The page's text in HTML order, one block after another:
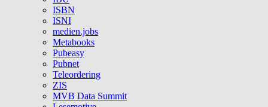
ISBN
ISNI
medien.jobs
Metabooks
Pubeasy
Pubnet
Teleordering
ZIS
MVB Data Summit